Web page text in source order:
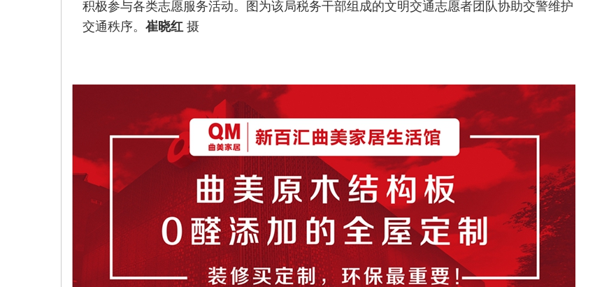
积极参与各类志愿服务活动。图为该局税务干部组成的文明交通志愿者团队协助交警维护
交通秩序。 崔晓红摄